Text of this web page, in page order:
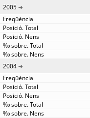
2005
2004